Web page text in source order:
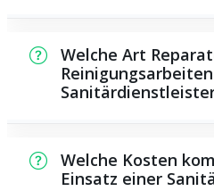
Wartungsarbeiten, die
können,
Rohrreinigungsmitteln
spezialisiertem
umfangreichem
Welche Art
Reinigungsarbeiten
Vielzahl von
Wartungsarbeiten,
Welche Kosten
Einsatz einer